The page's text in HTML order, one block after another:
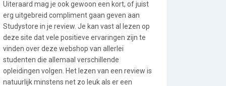
Uiteraard mag je ook gewoon een kort, of juist
erg uitgebreid compliment gaan geven aan
Studystore in je review. Je kan vast al lezen op
deze site dat vele positieve ervaringen zijn te
vinden over deze webshop van allerlei
studenten die allemaal verschillende
opleidingen volgen. Het lezen van een review is
natuurlijk minstens net zo leuk als er een